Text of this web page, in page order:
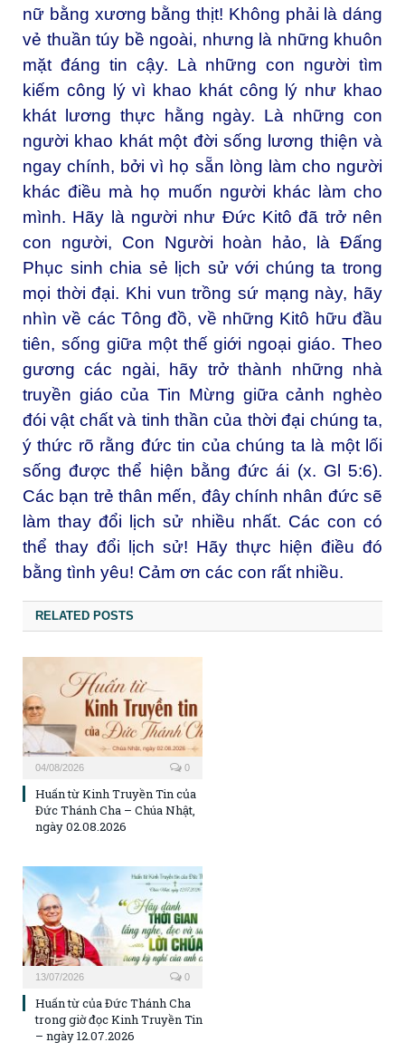
nữ bằng xương bằng thịt! Không phải là dáng
vẻ thuần túy bề ngoài, nhưng là những khuôn
mặt đáng tin cậy. Là những con người tìm
kiếm công lý vì khao khát công lý như khao
khát lương thực hằng ngày. Là những con
người khao khát một đời sống lương thiện và
ngay chính, bởi vì họ sẵn lòng làm cho người
khác điều mà họ muốn người khác làm cho
mình. Hãy là người như Đức Kitô đã trở nên
con người, Con Người hoàn hảo, là Đấng
Phục sinh chia sẻ lịch sử với chúng ta trong
mọi thời đại. Khi vun trồng sứ mạng này, hãy
nhìn về các Tông đồ, về những Kitô hữu đầu
tiên, sống giữa một thế giới ngoại giáo. Theo
gương các ngài, hãy trở thành những nhà
truyền giáo của Tin Mừng giữa cảnh nghèo
đói vật chất và tinh thần của thời đại chúng ta,
ý thức rõ rằng đức tin của chúng ta là một lối
sống được thể hiện bằng đức ái (x. Gl 5:6).
Các bạn trẻ thân mến, đây chính nhân đức sẽ
làm thay đổi lịch sử nhiều nhất. Các con có
thể thay đổi lịch sử! Hãy thực hiện điều đó
bằng tình yêu! Cảm ơn các con rất nhiều.
RELATED POSTS
04/08/2026 0
Huấn từ Kinh Truyền Tin của
Đức Thánh Cha – Chúa Nhật,
ngày 02.08.2026
13/07/2026 0
Huấn từ của Đức Thánh Cha
trong giờ đọc Kinh Truyền Tin
– ngày 12.07.2026